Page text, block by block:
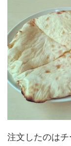
注文したのは